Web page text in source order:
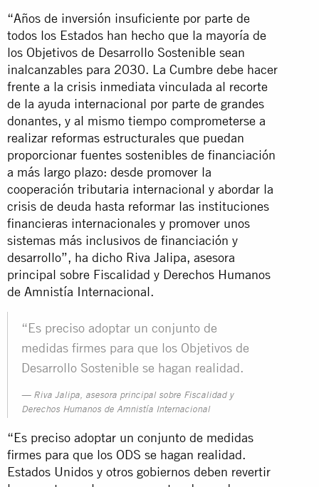
“Años de inversión insuficiente por parte de
todos los Estados han hecho que la mayoría de
los Objetivos de Desarrollo Sostenible sean
inalcanzables para 2030. La Cumbre debe hacer
frente a la crisis inmediata vinculada al recorte
de la ayuda internacional por parte de grandes
donantes, y al mismo tiempo comprometerse a
realizar reformas estructurales que puedan
proporcionar fuentes sostenibles de financiación
a más largo plazo: desde promover la
cooperación tributaria internacional y abordar la
crisis de deuda hasta reformar las instituciones
financieras internacionales y promover unos
sistemas más inclusivos de financiación y
desarrollo”, ha dicho Riva Jalipa, asesora
principal sobre Fiscalidad y Derechos Humanos
de Amnistía Internacional.
“Es preciso adoptar un conjunto de
medidas firmes para que los Objetivos de
Desarrollo Sostenible se hagan realidad.
Riva Jalipa, asesora principal sobre Fiscalidad y
Derechos Humanos de Amnistía Internacional
“Es preciso adoptar un conjunto de medidas
firmes para que los ODS se hagan realidad.
Estados Unidos y otros gobiernos deben revertir